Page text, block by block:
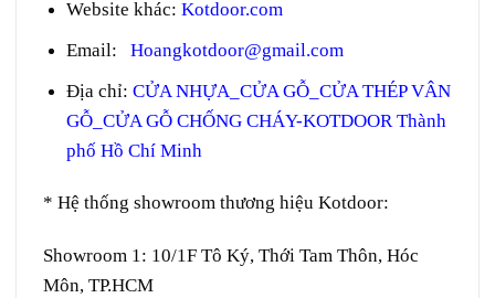
Website khác: Kotdoor.com
Email: Hoangkotdoor@gmail.com
Địa chỉ: CỬA NHỰA_CỬA GỖ_CỬA THÉP VÂN
GỖ_CỬA GỖ CHỐNG CHÁY-KOTDOOR Thành
phố Hồ Chí Minh
* Hệ thống showroom thương hiệu Kotdoor:
Showroom 1: 10/1F Tô Ký, Thới Tam Thôn, Hóc
Môn, TP.HCM